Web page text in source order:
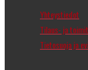
Yhteystiedot
Tilaus- ja
Tietosuoja ja